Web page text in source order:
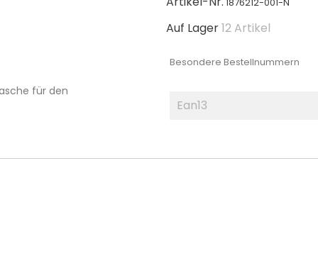
für den
Auf Lager12 Artikel
Besondere Bestellnummern
Ean13